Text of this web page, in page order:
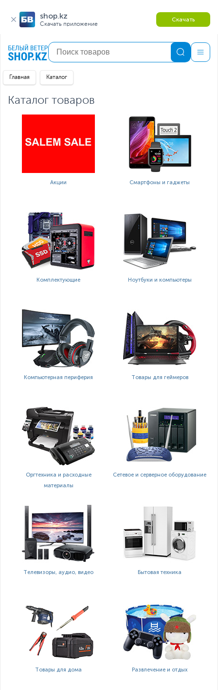
shop.kz
Скачать приложение
Скачать
Главная Каталог
Каталог товаров
Акции Смартфоны и гаджеты
Комплектующие Ноутбуки и компьютеры
Компьютерная периферия Товары для геймеров
Оргтехника и расходные
материалы
Сетевое и серверное оборудование
Телевизоры, аудио, видео Бытовая техника
Товары для дома Развлечение и отдых